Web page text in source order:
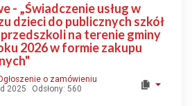
- „Świadczenie usług w
dzieci do publicznych szkół
na terenie gminy
2026 w formie zakupu
o zamówieniu
2025
Odsłony: 560